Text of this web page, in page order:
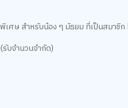
พิเศษ สำหรับน้อง ๆ มัธยม ที่เป็นสมาชิก
(รับจำนวนจำกัด)